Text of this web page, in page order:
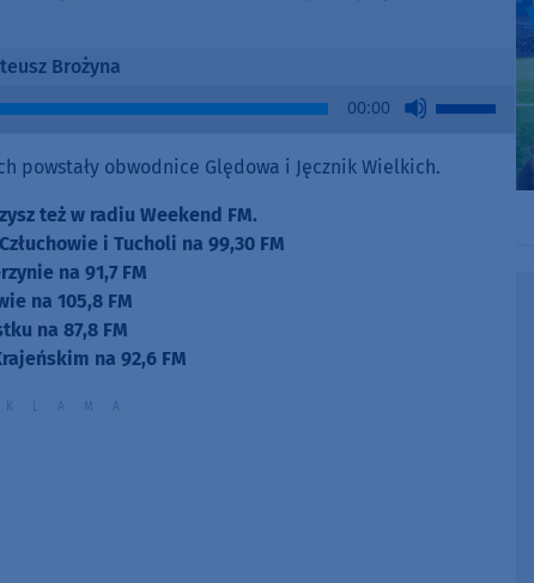
Brożyna
00:00
Use
powstały obwodnice Ględowa i Jęcznik Wielkich.
też w radiu Weekend FM.
i Tucholi na 99,30 FM
na 91,7 FM
na 105,8 FM
na 87,8 FM
na 92,6 FM